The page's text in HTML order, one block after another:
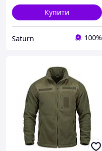
Купити
Saturn 100%